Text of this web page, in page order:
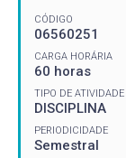
CÓDIGO
06560251
CARGA HORÁRIA
60 horas
TIPO DE ATIVIDADE
DISCIPLINA
PERIODICIDADE
Semestral